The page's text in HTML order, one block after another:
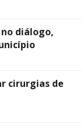
diálogo,
cirurgias de